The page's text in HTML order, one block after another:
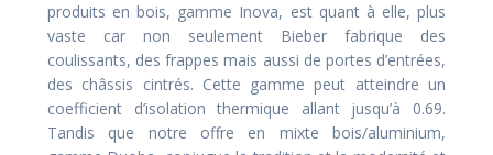
produits en bois, gamme Inova, est quant à elle, plus
vaste car non seulement Bieber fabrique des
coulissants, des frappes mais aussi de portes d’entrées,
des châssis cintrés. Cette gamme peut atteindre un
coefficient d’isolation thermique allant jusqu’à 0.69.
Tandis que notre offre en mixte bois/aluminium,